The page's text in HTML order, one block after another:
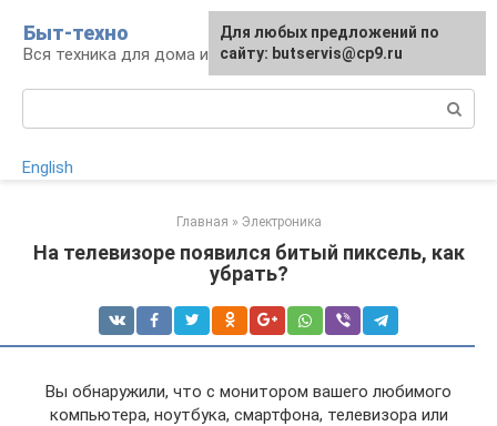
контенту
Быт-техно
Вся техника для дома и сада
English
Главная » Электроника
На телевизоре появился битый пиксель, как
убрать?
Вы обнаружили, что с монитором вашего любимого
компьютера, ноутбука, смартфона, телевизора или
Для любых предложений по
сайту: butservis@cp9.ru